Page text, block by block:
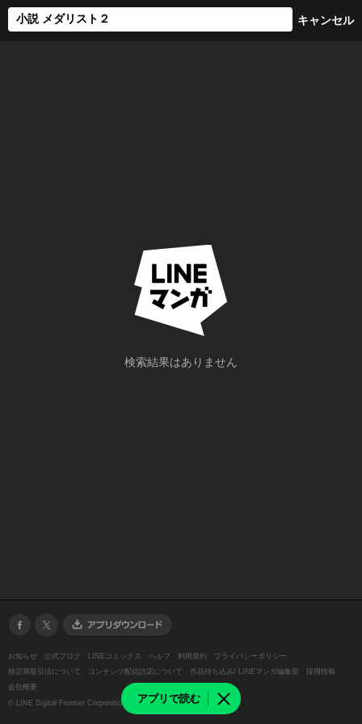
アプリで読む
検索結果はありません
お知らせ 公式ブログ LINEコミックス ヘルプ 利用規約
プライバシーポリシー
特定商取引法について
コンテンツ配信許諾について 作品持ち込み/ LINEマンガ編集部
採用情報
会社概要
© LINE Digital Frontier Corporation